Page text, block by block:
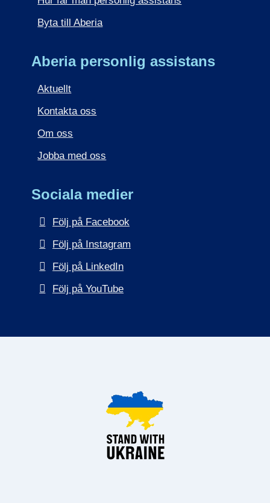
Byta till Aberia
Aberia personlig assistans
Aktuellt
Kontakta oss
Om oss
Jobba med oss
Sociala medier
Följ på Facebook
Följ på Instagram
Följ på LinkedIn
Följ på YouTube